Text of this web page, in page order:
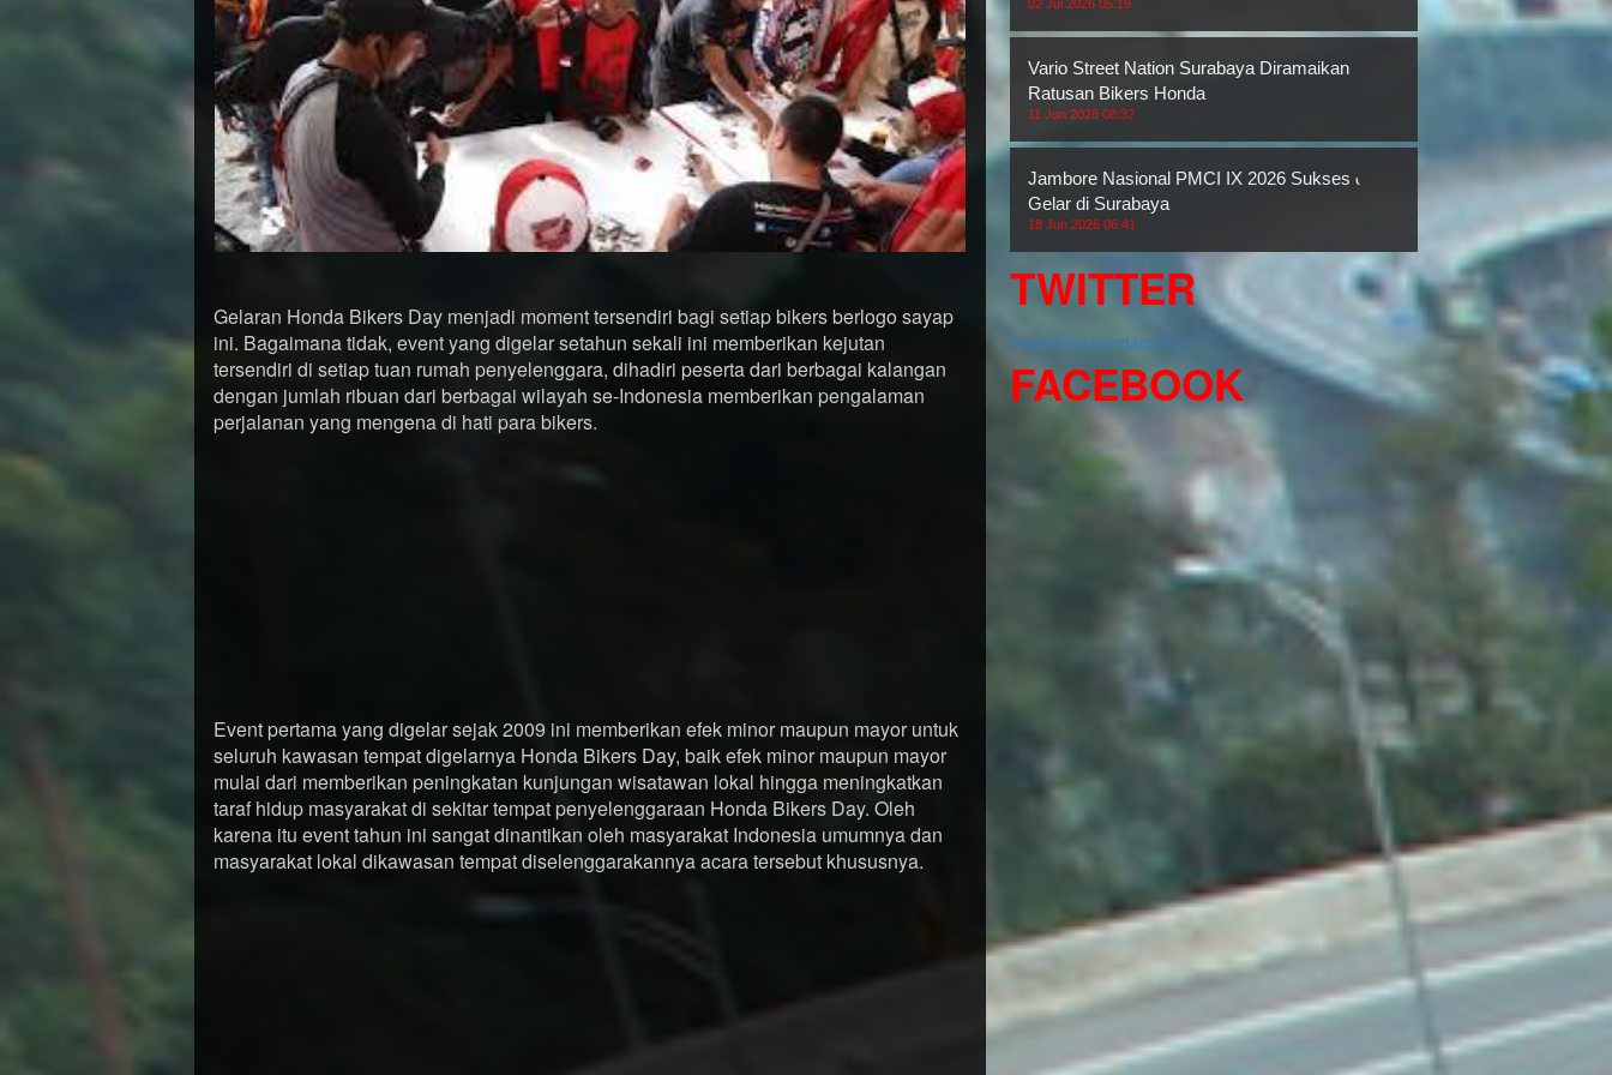
Gelaran Honda Bikers Day menjadi moment tersendiri bagi setiap bikers berlogo sayap
ini. Bagaimana tidak, event yang digelar setahun sekali ini memberikan kejutan
tersendiri di setiap tuan rumah penyelenggara, dihadiri peserta dari berbagai kalangan
dengan jumlah ribuan dari berbagai wilayah se-Indonesia memberikan pengalaman
perjalanan yang mengena di hati para bikers.
Event pertama yang digelar sejak 2009 ini memberikan efek minor maupun mayor untuk
seluruh kawasan tempat digelarnya Honda Bikers Day, baik efek minor maupun mayor
mulai dari memberikan peningkatan kunjungan wisatawan lokal hingga meningkatkan
taraf hidup masyarakat di sekitar tempat penyelenggaraan Honda Bikers Day. Oleh
karena itu event tahun ini sangat dinantikan oleh masyarakat Indonesia umumnya dan
masyarakat lokal dikawasan tempat diselenggarakannya acara tersebut khususnya.
02 Jul 2026 05:19
Vario Street Nation Surabaya Diramaikan
Ratusan Bikers Honda
11 Jun 2026 08:32
Jambore Nasional PMCI IX 2026 Sukses di
Gelar di Surabaya
18 Jun 2026 06:41
TWITTER
Tweets by hondacomm
FACEBOOK